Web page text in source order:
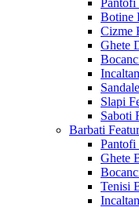
Pantofi
Botine
Cizme
Ghete
Slapi
Saboti
Barbati
Pantofi
Ghete
Tenisi